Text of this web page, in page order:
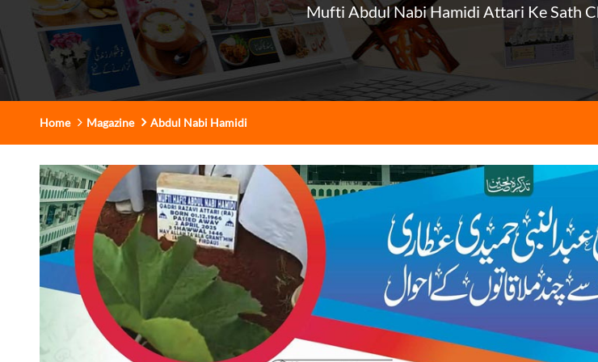
Mufti Abdul Nabi Hamidi Attari Ke Sath
Home Magazine Abdul Nabi Hamidi